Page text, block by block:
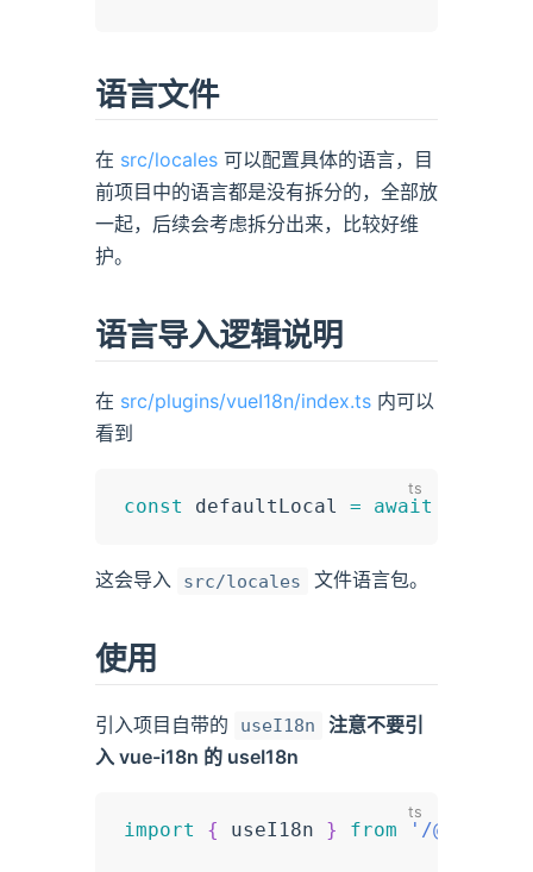
语言文件
在 src/locales 可以配置具体的语言，目
前项目中的语言都是没有拆分的，全部放
一起，后续会考虑拆分出来，比较好维
护。
语言导入逻辑说明
在 src/plugins/vueI18n/index.ts 内可以
看到
const defaultLocal = await
这会导入 src/locales 文件语言包。
使用
引入项目自带的 useI18n
注意不要引
入 vue-i18n 的 useI18n
import { useI18n } from '/@/